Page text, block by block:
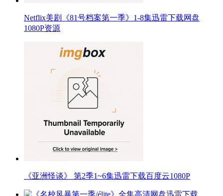
Netflix美剧《81号档案第一季》1-8集迅雷下载网盘
1080P资源
《亚洲怪谈》 第2季1~6集迅雷下载百度云1080P